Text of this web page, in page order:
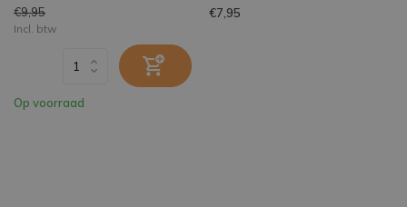
€9,95 €7,95
Incl. btw
Op voorraad